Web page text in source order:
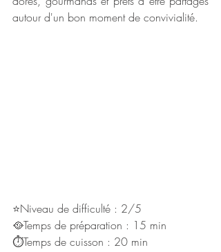
autour d'un bon moment de convivialité.
⭐Niveau de difficulté : 2/5
🥘Temps de préparation : 15 min
⏱Temps de cuisson : 20 min